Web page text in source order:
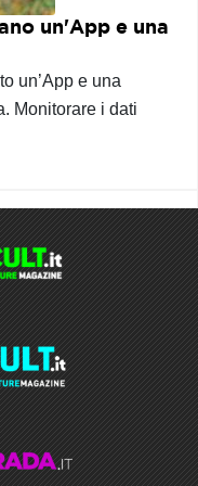
un'App e una
un’App e una
Monitorare i dati